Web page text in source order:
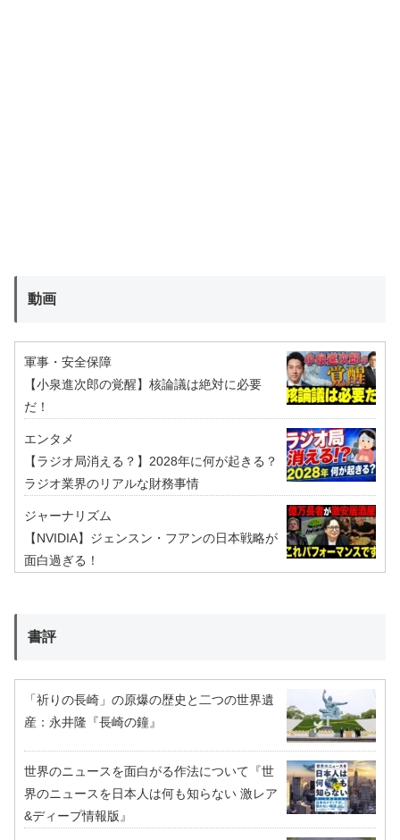
動画
軍事・安全保障
【小泉進次郎の覚醒】核論議は絶対に必要
だ！
エンタメ
【ラジオ局消える？】2028年に何が起きる？
ラジオ業界のリアルな財務事情
ジャーナリズム
【NVIDIA】ジェンスン・フアンの日本戦略が
面白過ぎる！
書評
「祈りの長崎」の原爆の歴史と二つの世界遺
産：永井隆『長崎の鐘』
世界のニュースを面白がる作法について『世
界のニュースを日本人は何も知らない 激レア
&ディープ情報版』